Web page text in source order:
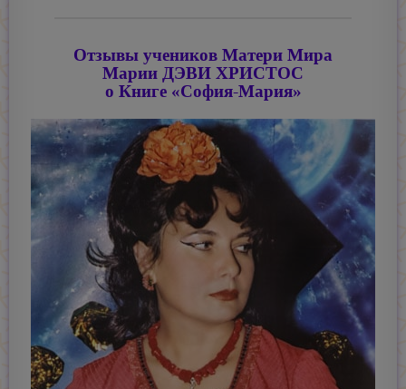
Отзывы учеников Матери Мира
Марии ДЭВИ ХРИСТОС
о Книге «София-Мария»